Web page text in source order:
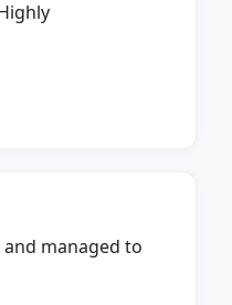
and managed to